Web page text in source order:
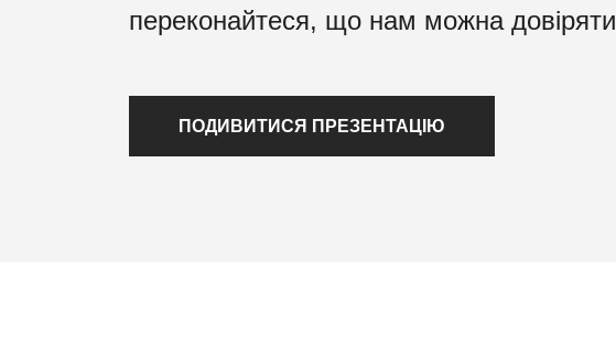
переконайтеся, що нам можна довіряти
ПОДИВИТИСЯ ПРЕЗЕНТАЦІЮ